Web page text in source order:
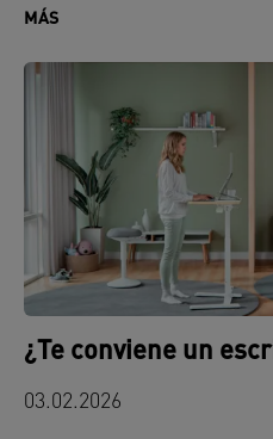
MÁS
¿Te conviene un
03.02.2026